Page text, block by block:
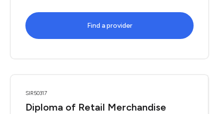
Find a provider
SIR50317
Diploma of Retail Merchandise